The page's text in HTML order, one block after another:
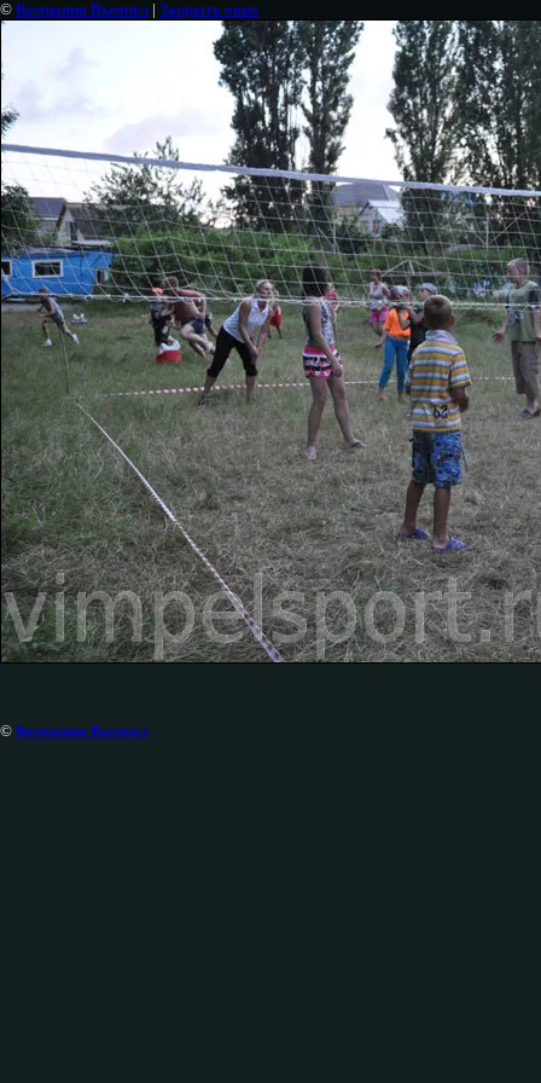
© Компания Вымпел | Закрыть окно
© Компания Вымпел